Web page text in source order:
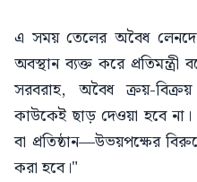
এ সময় তেলের অবৈধ
অবস্থান ব্যক্ত করে
সরবরাহ, অবৈধ ক্রয়-
কাউকেই ছাড় দেওয়া হবে না।
বা প্রতিষ্ঠান—উভয়পক্ষের
করা হবে।"